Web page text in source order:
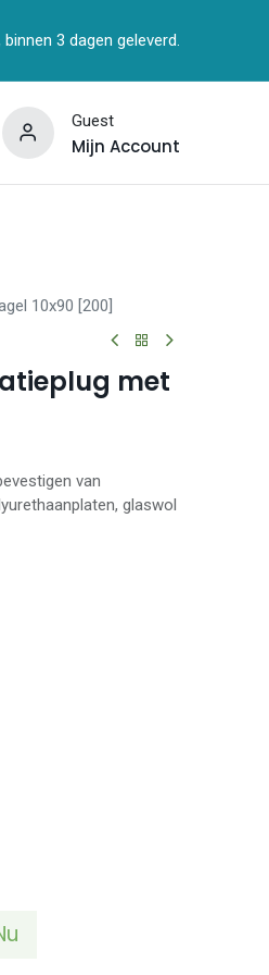
3 dagen geleverd.
Guest
Mijn Account
10x90 [200]
met
van
glaswol